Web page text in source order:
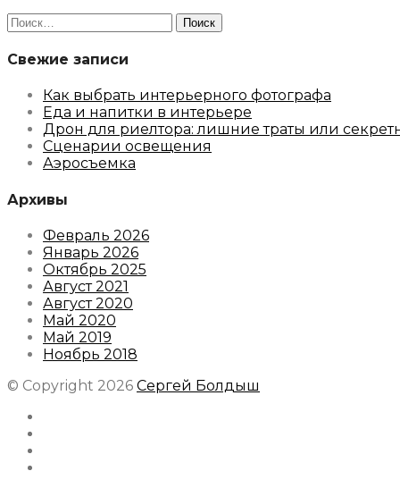
Найти:
Свежие записи
Как выбрать интерьерного фотографа
Еда и напитки в интерьере
Дрон для риелтора: лишние траты или
Сценарии освещения
Аэросъемка
Архивы
Февраль 2026
Январь 2026
Октябрь 2025
Август 2021
Август 2020
Май 2020
Май 2019
Ноябрь 2018
© Copyright 2026 Сергей Болдыш